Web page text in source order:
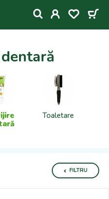
Toaletare
FILTRU